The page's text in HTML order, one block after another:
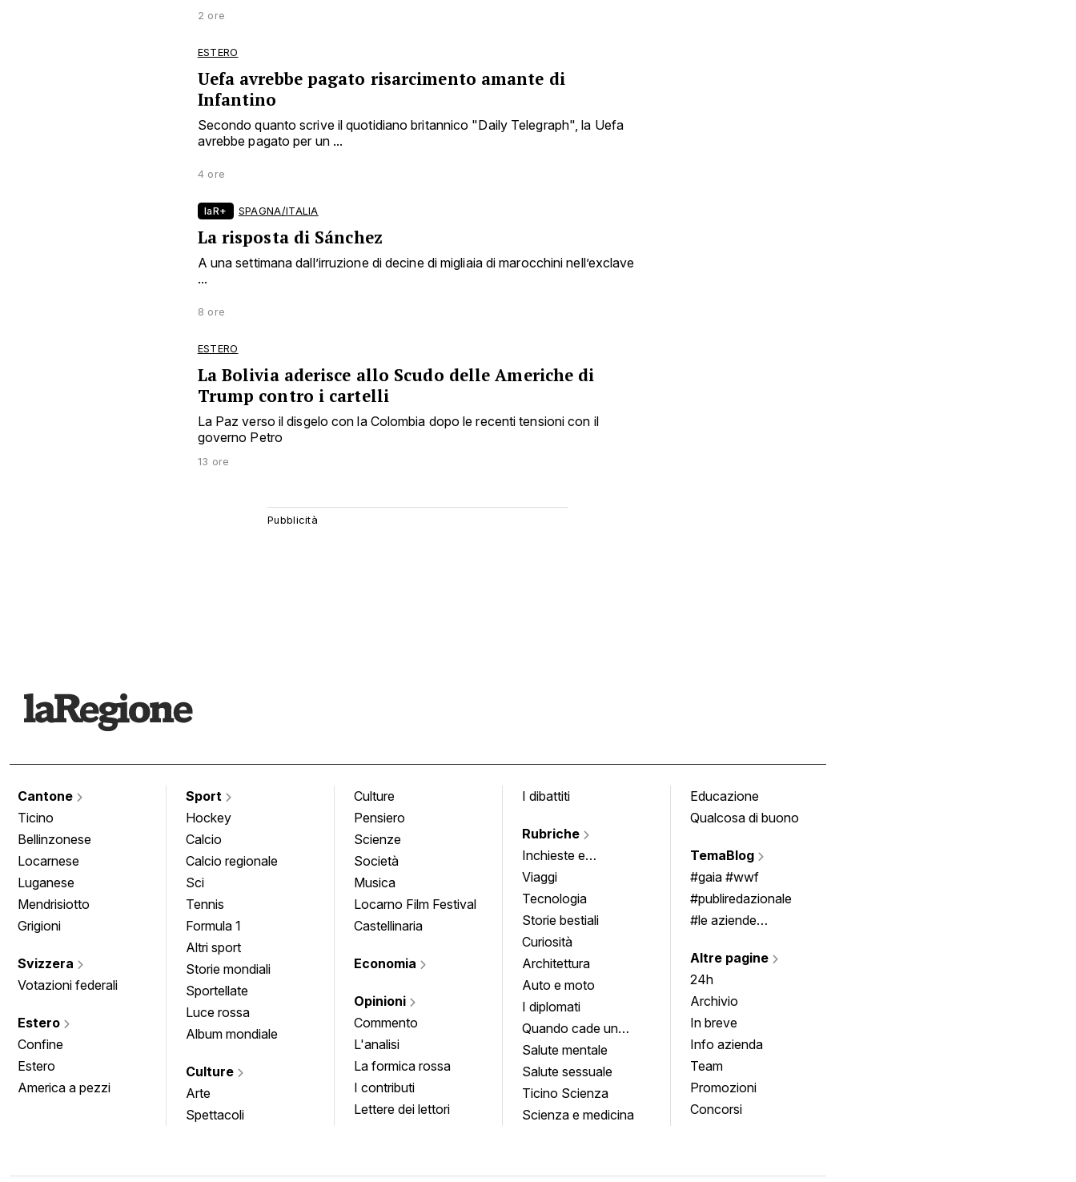
2 ore
ESTERO
Uefa avrebbe pagato risarcimento amante di
Infantino
Secondo quanto scrive il quotidiano britannico "Daily Telegraph", la Uefa
avrebbe pagato per un ...
4 ore
laR+ SPAGNA/ITALIA
La risposta di Sánchez
A una settimana dall’irruzione di decine di migliaia di marocchini nell’exclave
...
8 ore
ESTERO
La Bolivia aderisce allo Scudo delle Americhe di
Trump contro i cartelli
La Paz verso il disgelo con la Colombia dopo le recenti tensioni con il
governo Petro
13 ore
Cantone
Ticino
Bellinzonese
Locarnese
Luganese
Mendrisiotto
Grigioni
Svizzera
Votazioni federali
Estero
Confine
Estero
America a pezzi
Sport
Hockey
Calcio
Calcio regionale
Sci
Tennis
Formula 1
Altri sport
Storie mondiali
Sportellate
Luce rossa
Album mondiale
Culture
Arte
Spettacoli
Culture
Pensiero
Scienze
Società
Musica
Locarno Film Festival
Castellinaria
Economia
Opinioni
Commento
L'analisi
La formica rossa
I contributi
Lettere dei lettori
I dibattiti
Rubriche
Inchieste e
approfondimenti
Viaggi
Tecnologia
Storie bestiali
Curiosità
Architettura
Auto e moto
I diplomati
Quando cade un
quadro
Salute mentale
Salute sessuale
Ticino Scienza
Scienza e medicina
Educazione
Qualcosa di buono
TemaBlog
#gaia #wwf
#publiredazionale
#le aziende
Altre pagine
24h
Archivio
In breve
Info azienda
Team
Promozioni
Concorsi